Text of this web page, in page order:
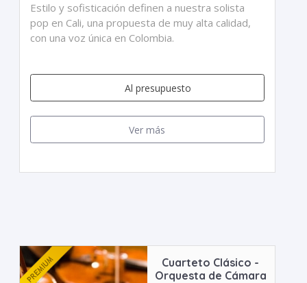
Estilo y sofisticación definen a nuestra solista
pop en Cali, una propuesta de muy alta calidad,
con una voz única en Colombia.
Al presupuesto
Ver más
Cuarteto Clásico -
Orquesta de Cámara